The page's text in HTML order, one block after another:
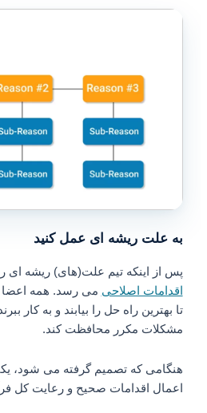
به علت ریشه ای عمل کنید
پس از اینکه تیم علت(های) ریشه ای
اقدامات اصلاحیمی رسد. همه اعضا
تا بهترین راه حل را بیابند و به کار
مشکلات مکرر محافظت کند.
هنگامی که تصمیم گرفته می شود،
اعمال اقدامات صحیح و رعایت کل